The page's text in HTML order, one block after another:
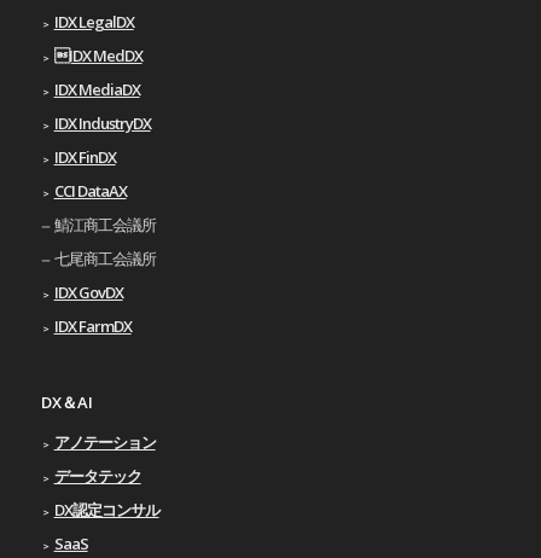
IDX LegalDX
IDX MedDX
IDX MediaDX
IDX IndustryDX
IDX FinDX
CCI DataAX
鯖江商工会議所
七尾商工会議所
IDX GovDX
IDX FarmDX
DX＆AI
アノテーション
データテック
DX認定コンサル
SaaS